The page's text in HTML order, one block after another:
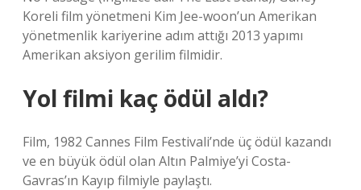
Koreli film yönetmeni Kim Jee-woon’un Amerikan
yönetmenlik kariyerine adım attığı 2013 yapımı
Amerikan aksiyon gerilim filmidir.
Yol filmi kaç ödül aldı?
Film, 1982 Cannes Film Festivali’nde üç ödül kazandı
ve en büyük ödül olan Altın Palmiye’yi Costa-
Gavras’ın Kayıp filmiyle paylaştı.